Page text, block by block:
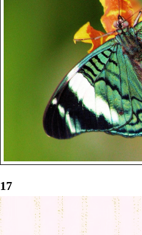
17